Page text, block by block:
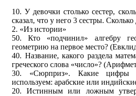
10. У девочки столько сестер,
сказал, что у него 3 сестры. Сколько
2. «Из истории»
50. Кто «подчинил» алгебру
геометрию на первое место?
40. Название, какого раздела
греческого слова «число»?
30. «Сюрприз». Какие цифры
используем: арабские или
20. Истинным или ложным